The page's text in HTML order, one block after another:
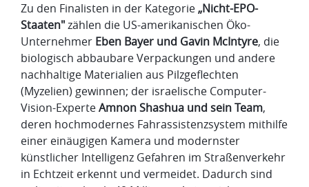
Zu den Finalisten in der Kategorie„Nicht-EPO-
Staaten"zählen die US-amerikanischen Öko-
Unternehmer Eben Bayer und Gavin McIntyre, die
biologisch abbaubare Verpackungen und andere
nachhaltige Materialien aus Pilzgeflechten
(Myzelien) gewinnen; der israelische Computer-
Vision-ExperteAmnon Shashua und sein Team,
deren hochmodernes Fahrassistenzsystem mithilfe
einer einäugigen Kamera und modernster
künstlicher Intelligenz Gefahren im Straßenverkehr
in Echtzeit erkennt und vermeidet. Dadurch sind